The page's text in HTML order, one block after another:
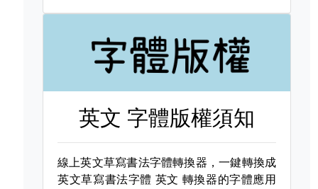
英文 字體版權須知
線上英文草寫書法字體轉換器，一鍵轉換成
英文草寫書法字體 英文 轉換器的字體應用